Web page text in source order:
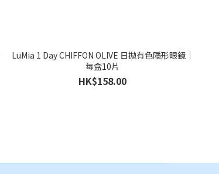
LuMia 1 Day CHIFFON OLIVE 日拋有色隱形眼鏡｜
每盒10片
HK$158.00